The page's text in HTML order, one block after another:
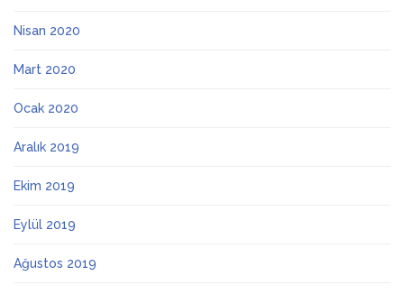
Nisan 2020
Mart 2020
Ocak 2020
Aralık 2019
Ekim 2019
Eylül 2019
Ağustos 2019